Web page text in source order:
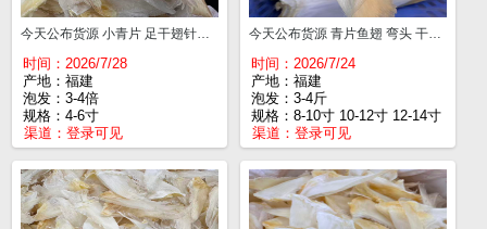
今天公布货源 小青片 足干翅针多 4-6寸¥530
时间：2026/7/28
产地：福建
泡发：3-4倍
规格：4-6寸
渠道： 登录可见
今天公布货源 青片鱼翅 弯头 干度好翅针多 8-10寸¥860 10-12寸¥940 12-14寸¥1000 14-16寸¥1140 16-18寸¥1180
时间：2026/7/24
产地：福建
泡发：3-4斤
规格：8-10寸 10-12寸 12-14寸
渠道：登录可见